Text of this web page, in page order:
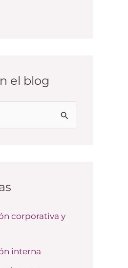
el blog
corporativa y
interna